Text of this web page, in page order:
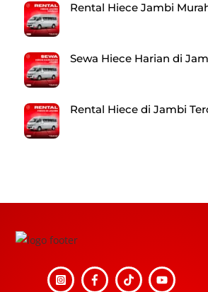
Rental Hiece Jambi
Sewa Hiece Harian di
Rental Hiece di Jambi
Top